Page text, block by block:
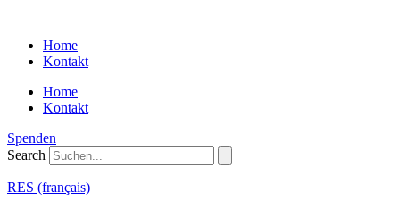
contentHome
Kontakt
Home
Kontakt
Spenden
Search
RES (français)